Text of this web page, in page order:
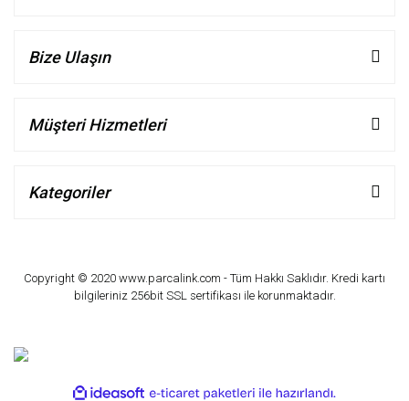
Bize Ulaşın
Müşteri Hizmetleri
Kategoriler
Copyright © 2020 www.parcalink.com - Tüm Hakkı Saklıdır. Kredi kartı
bilgileriniz 256bit SSL sertifikası ile korunmaktadır.
ideasoft e-